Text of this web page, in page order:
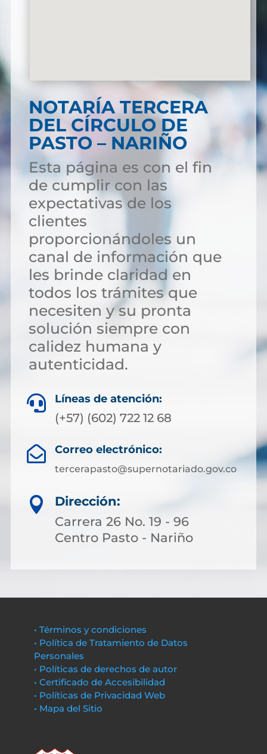
NOTARÍA TERCERA
DEL CÍRCULO DE
PASTO – NARIÑO
Esta página es con el fin
de cumplir con las
expectativas de los
clientes
proporcionándoles un
canal de información que
les brinde claridad en
todos los trámites que
necesiten y su pronta
solución siempre con
calidez humana y
autenticidad.
 Líneas de atención:
(+57) (602) 722 12 68
 Correo electrónico:
tercerapasto@supernotariado.gov.co

Dirección:
Carrera 26 No. 19 - 96
Centro Pasto - Nariño
• Términos y condiciones
• Política de Tratamiento de Datos
Personales
• Políticas de derechos de autor
• Certificado de Accesibilidad
• Políticas de Privacidad Web
• Mapa del Sitio